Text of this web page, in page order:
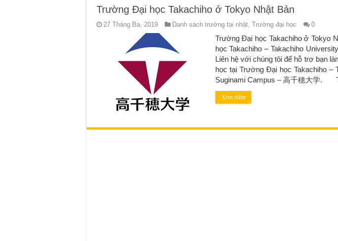
Trường Đại học Takachiho ở Tokyo Nhật Bản
27 Tháng Ba, 2019 Danh sách trường tại nhật, Trường đại học 0
Trường Đại học Takachiho ở Tokyo
học Takachiho – Takachiho
Liên hệ với chúng tôi để hỗ trợ bạn
học tại Trường Đại học Takachiho –
Suginami Campus – 高千穂大学.
Xem thêm